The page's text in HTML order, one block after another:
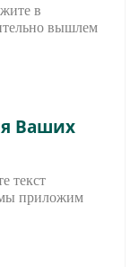
в
вышлем
Ваших
текст
мы приложим